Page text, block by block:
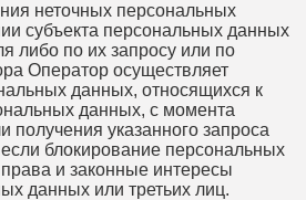
неточных персональных
субъекта персональных данных
либо по их запросу или по
Оператор осуществляет
данных, относящихся к
данных, с момента
получения указанного запроса
блокирование персональных
и законные интересы
данных или третьих лиц.